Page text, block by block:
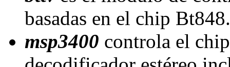
basadas en el chip Bt848.
msp3400 controla el